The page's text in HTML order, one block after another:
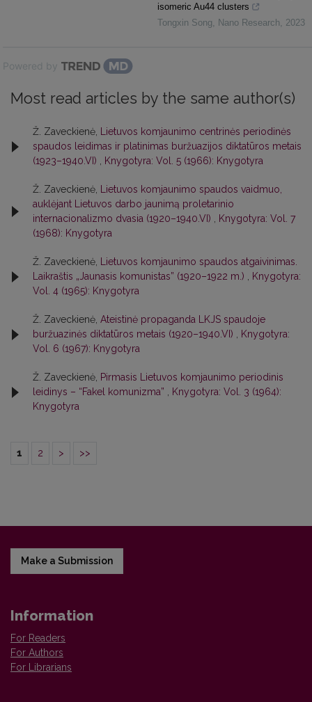
isomeric Au44 clusters
Tongxin Song, Nano Research, 2023
Powered by
Most read articles by the same author(s)
Ž. Zaveckienė,
Lietuvos komjaunimo centrinės periodinės
spaudos leidimas ir platinimas buržuazijos diktatūros metais
(1923–1940.VI)
Knygotyra: Vol. 5 (1966): Knygotyra
Ž. Zaveckienė,
Lietuvos komjaunimo spaudos vaidmuo,
auklėjant Lietuvos darbo jaunimą proletarinio
internacionalizmo dvasia (1920–1940.VI)
Knygotyra: Vol. 7
(1968): Knygotyra
Ž. Zaveckienė,
Lietuvos komjaunimo spaudos atgaivinimas.
Laikraštis „Jaunasis komunistas” (1920–1922 m.)
Knygotyra:
Vol. 4 (1965): Knygotyra
Ž. Zaveckienė, Ateistinė propaganda LKJS spaudoje
buržuazinės diktatūros metais (1920–1940.VI)
Knygotyra:
Vol. 6 (1967): Knygotyra
Ž. Zaveckienė, Pirmasis Lietuvos komjaunimo periodinis
leidinys – “Fakel komunizma”
Knygotyra: Vol. 3 (1964):
Knygotyra
1 2 > >>
Make a Submission
Information
For Readers
For Authors
For Librarians